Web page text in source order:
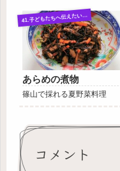
汁を捨て、再び５倍の水を加
えて沸騰したら火を弱めて、
あずきが踊らない程度の...
41.子どもたちへ伝えたいささやまの郷土料理
あらめの煮物
篠山で採れる夏野菜料理
コメント